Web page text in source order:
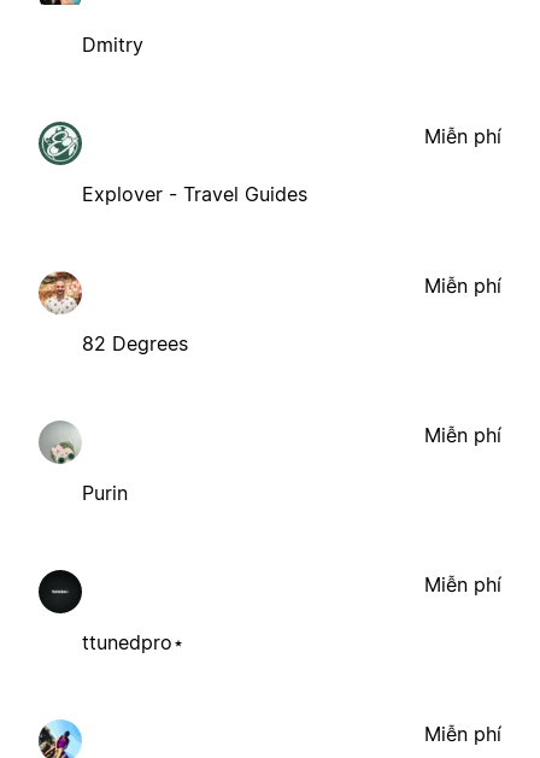
Dmitry
Explover - Travel Guides
Miễn phí
82 Degrees
Miễn phí
Purin
Miễn phí
ttunedpro⋆
Miễn phí
Miễn phí